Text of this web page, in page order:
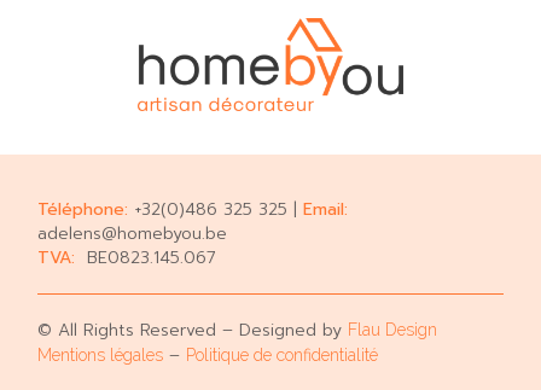
Téléphone: +32(0)486 325 325 |Email:
adelens@homebyou.be
TVA: BE0823.145.067
© All Rights Reserved – Designed by Flau Design
Mentions légales – Politique de confidentialité